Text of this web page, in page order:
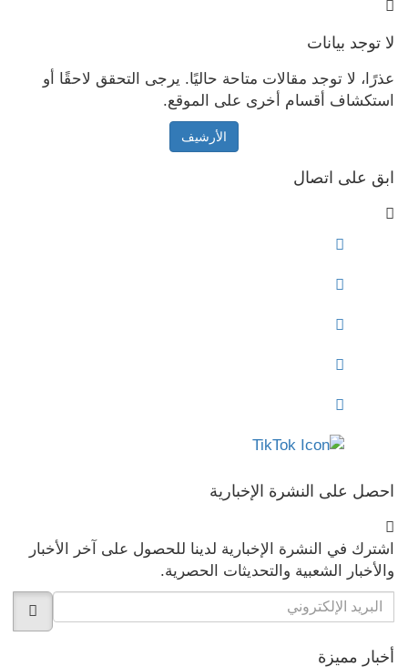
لا توجد بيانات
عذرًا، لا توجد مقالات متاحة حاليًا. يرجى التحقق لاحقًا أو
استكشاف أقسام أخرى على الموقع.
الأرشيف
ابق على اتصال
احصل على النشرة الإخبارية
اشترك في النشرة الإخبارية لدينا للحصول على آخر الأخبار
والأخبار الشعبية والتحديثات الحصرية.
أخبار مميزة